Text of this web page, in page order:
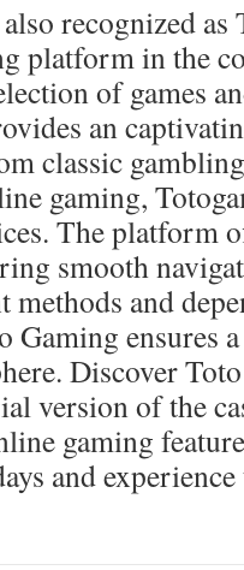
recognized
platform in the
of games
an
classic
gaming,
The platform
smooth
methods and
Gaming ensures
Discover
version of the
gaming
and